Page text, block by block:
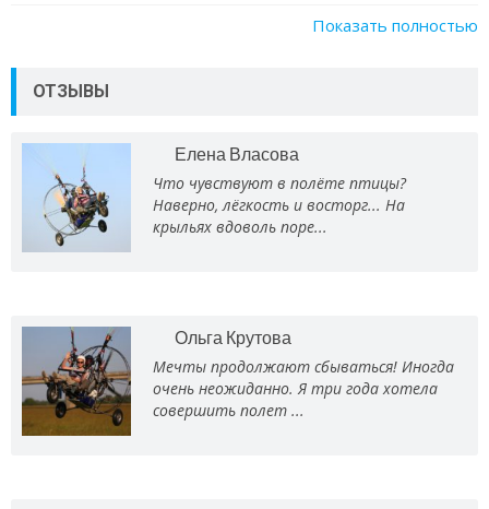
Показать полностью
ОТЗЫВЫ
Елена Власова
Что чувствуют в полёте птицы?
Наверно, лёгкость и восторг... На
крыльях вдоволь поре...
Ольга Крутова
Мечты продолжают сбываться! Иногда
очень неожиданно. Я три года хотела
совершить полет ...